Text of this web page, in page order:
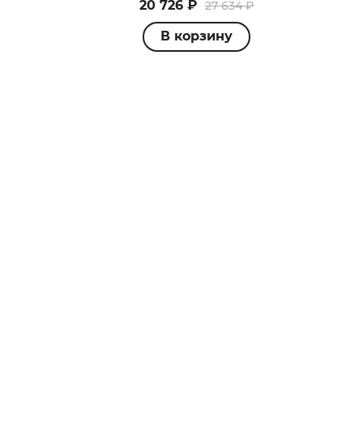
20 726 ₽ 27 634 ₽
В корзину